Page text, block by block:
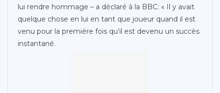
lui rendre hommage – a déclaré à la BBC: « Il y avait
quelque chose en lui en tant que joueur quand il est
venu pour la première fois qu’il est devenu un succès
instantané.